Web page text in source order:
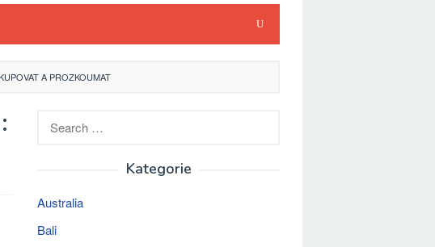
A PROZKOUMAT
Kategorie
Australia
Bali